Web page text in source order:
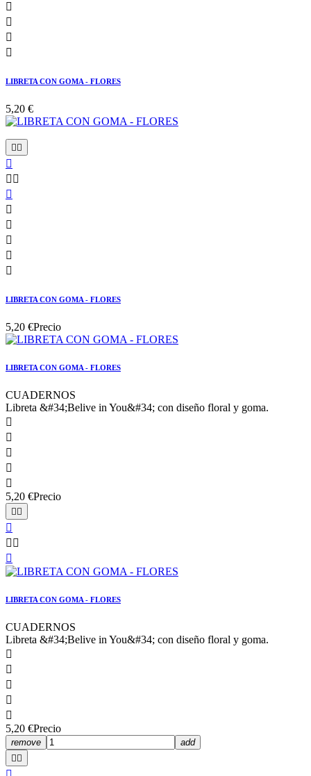




LIBRETA CON GOMA - FLORES
5,20 €
 

 






LIBRETA CON GOMA - FLORES
5,20 €Precio
LIBRETA CON GOMA - FLORES
CUADERNOS
Libreta &#34;Belive in You&#34; con diseño floral y goma.





5,20 €Precio
 

 

LIBRETA CON GOMA - FLORES
CUADERNOS
Libreta &#34;Belive in You&#34; con diseño floral y goma.





5,20 €Precio
remove
add
 